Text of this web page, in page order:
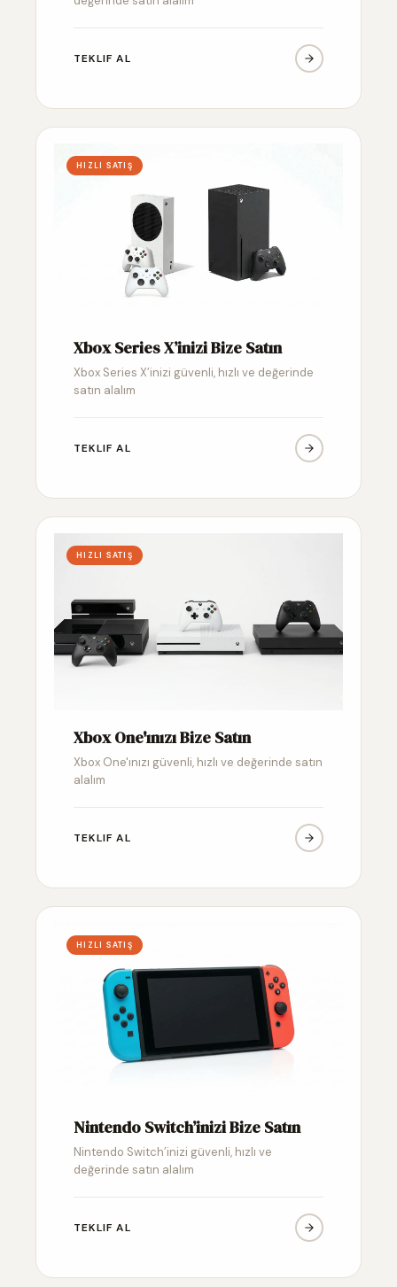
TEKLIF AL
HIZLI SATIŞ
Xbox Series X’inizi Bize Satın
Xbox Series X’inizi güvenli, hızlı ve değerinde
satın alalım
TEKLIF AL
HIZLI SATIŞ
Xbox One'ınızı Bize Satın
Xbox One'ınızı güvenli, hızlı ve değerinde satın
alalım
TEKLIF AL
HIZLI SATIŞ
Nintendo Switch’inizi Bize Satın
Nintendo Switch’inizi güvenli, hızlı ve
değerinde satın alalım
TEKLIF AL